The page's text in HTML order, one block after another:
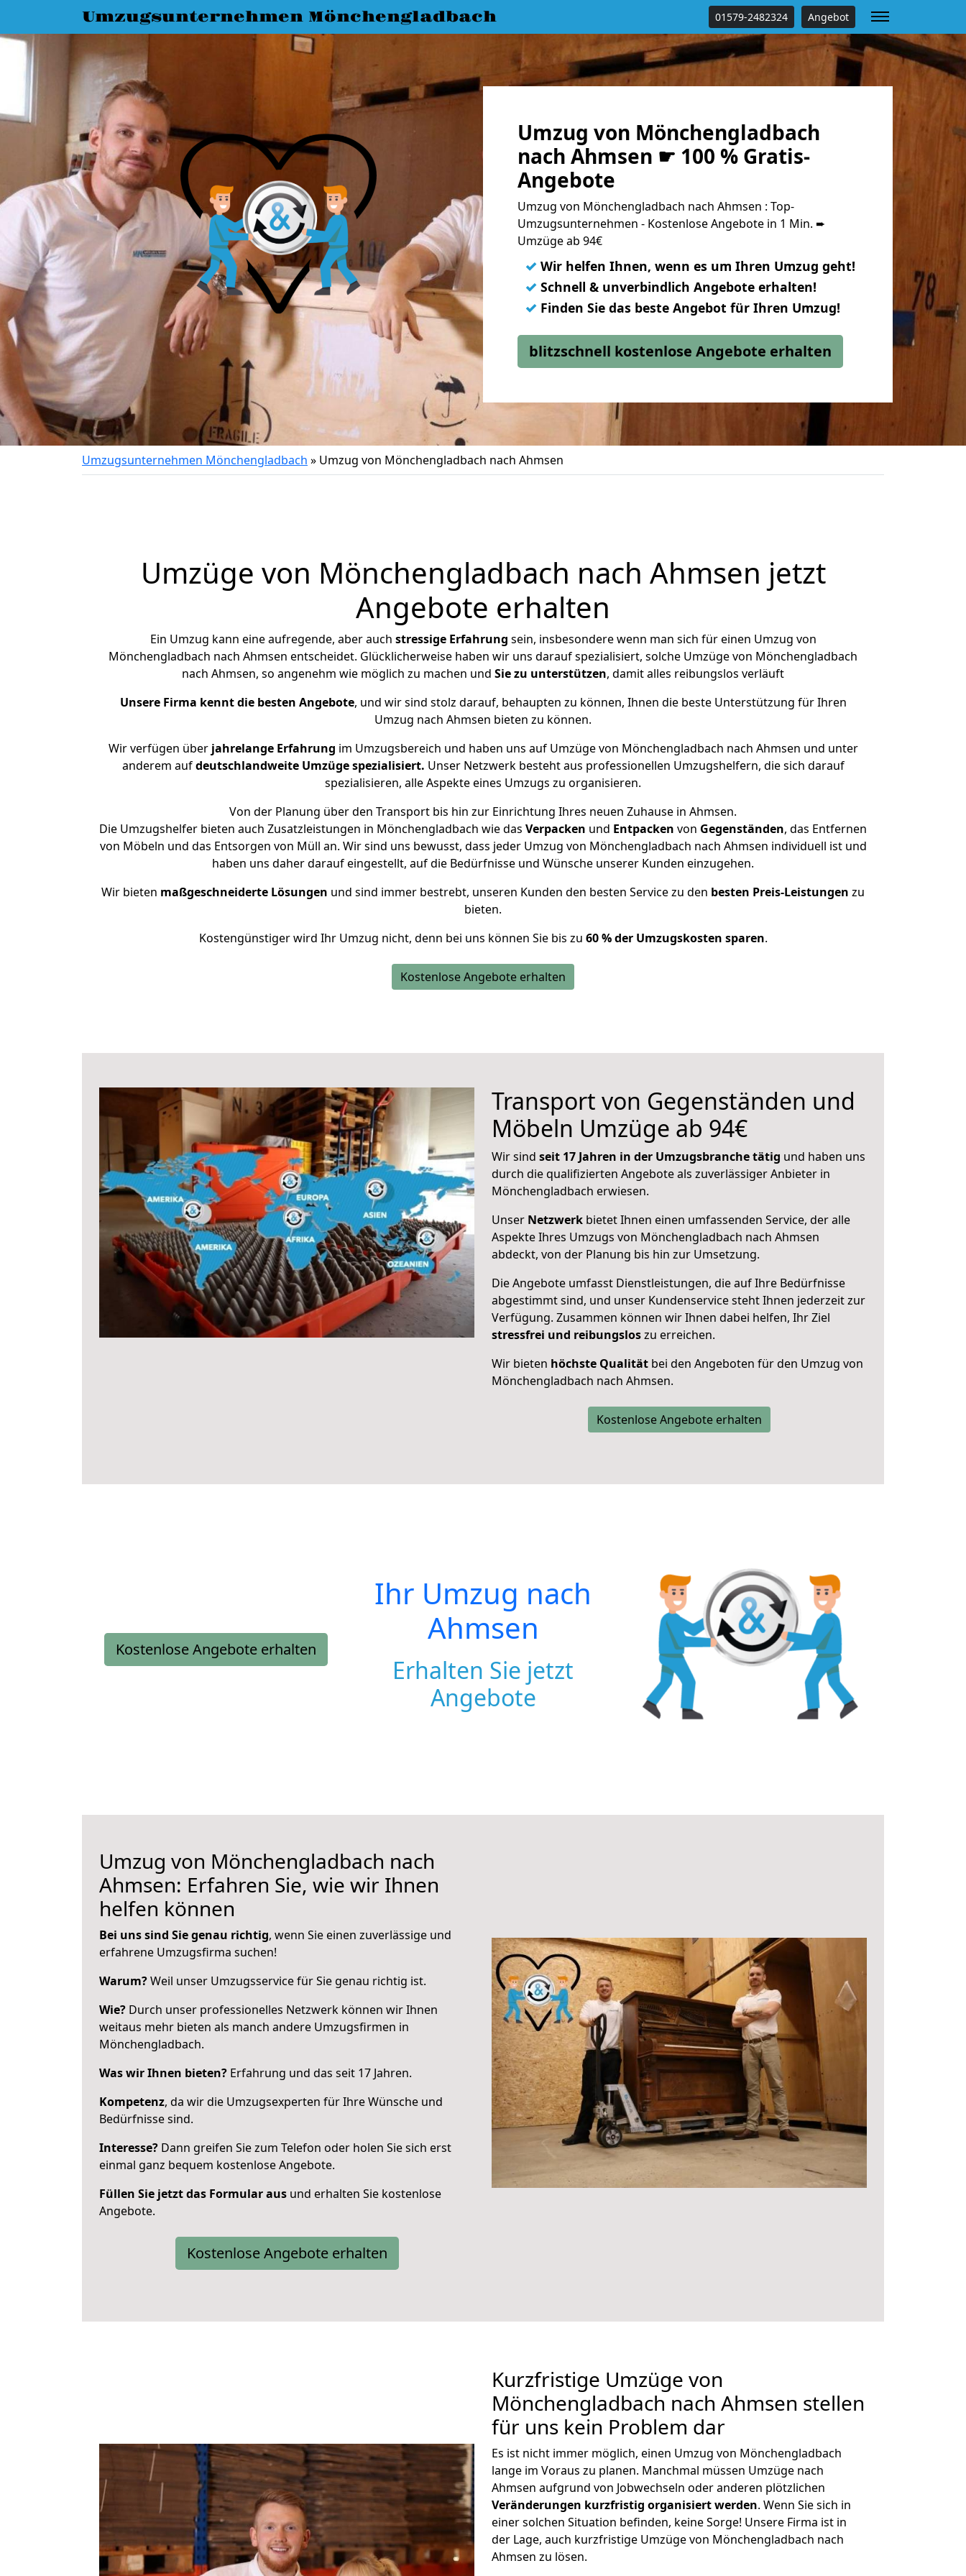
Umzugsunternehmen Mönchengladbach 01579-2482324 Angebot
Umzug von Mönchengladbach
nach Ahmsen ☛ 100 % Gratis-
Angebote
Umzug von Mönchengladbach nach Ahmsen : Top-
Umzugsunternehmen - Kostenlose Angebote in 1 Min. ➨
Umzüge ab 94€
✓ Wir helfen Ihnen, wenn es um Ihren Umzug geht!
✓ Schnell & unverbindlich Angebote erhalten!
✓ Finden Sie das beste Angebot für Ihren Umzug!
blitzschnell kostenlose Angebote erhalten
Umzugsunternehmen Mönchengladbach » Umzug von Mönchengladbach nach Ahmsen
Umzüge von Mönchengladbach nach Ahmsen jetzt
Angebote erhalten
Ein Umzug kann eine aufregende, aber auch stressige Erfahrung sein, insbesondere wenn man sich für einen Umzug von
Mönchengladbach nach Ahmsen entscheidet. Glücklicherweise haben wir uns darauf spezialisiert, solche Umzüge von Mönchengladbach
nach Ahmsen, so angenehm wie möglich zu machen und Sie zu unterstützen, damit alles reibungslos verläuft
Unsere Firma kennt die besten Angebote, und wir sind stolz darauf, behaupten zu können, Ihnen die beste Unterstützung für Ihren
Umzug nach Ahmsen bieten zu können.
Wir verfügen überjahrelange Erfahrung im Umzugsbereich und haben uns auf Umzüge von Mönchengladbach nach Ahmsen und unter
anderem aufdeutschlandweite Umzüge spezialisiert. Unser Netzwerk besteht aus professionellen Umzugshelfern, die sich darauf
spezialisieren, alle Aspekte eines Umzugs zu organisieren.
Von der Planung über den Transport bis hin zur Einrichtung Ihres neuen Zuhause in Ahmsen.
Die Umzugshelfer bieten auch Zusatzleistungen in Mönchengladbach wie das Verpacken und Entpacken von Gegenständen, das Entfernen
von Möbeln und das Entsorgen von Müll an. Wir sind uns bewusst, dass jeder Umzug von Mönchengladbach nach Ahmsen individuell ist und
haben uns daher darauf eingestellt, auf die Bedürfnisse und Wünsche unserer Kunden einzugehen.
Wir bieten maßgeschneiderte Lösungen und sind immer bestrebt, unseren Kunden den besten Service zu den besten Preis-Leistungen zu
bieten.
Kostengünstiger wird Ihr Umzug nicht, denn bei uns können Sie bis zu 60 % der Umzugskosten sparen.
Kostenlose Angebote erhalten
Transport von Gegenständen und
Möbeln Umzüge ab 94€
Wir sind seit 17 Jahren in der Umzugsbranche tätig und haben uns
durch die qualifizierten Angebote als zuverlässiger Anbieter in
Mönchengladbach erwiesen.
Unser Netzwerk bietet Ihnen einen umfassenden Service, der alle
Aspekte Ihres Umzugs von Mönchengladbach nach Ahmsen
abdeckt, von der Planung bis hin zur Umsetzung.
Die Angebote umfasst Dienstleistungen, die auf Ihre Bedürfnisse
abgestimmt sind, und unser Kundenservice steht Ihnen jederzeit zur
Verfügung. Zusammen können wir Ihnen dabei helfen, Ihr Ziel
stressfrei und reibungsloszu erreichen.
Wir bieten höchste Qualität bei den Angeboten für den Umzug von
Mönchengladbach nach Ahmsen.
Kostenlose Angebote erhalten
Kostenlose Angebote erhalten
Ihr Umzug nach
Ahmsen
Erhalten Sie jetzt
Angebote
Umzug von Mönchengladbach nach
Ahmsen: Erfahren Sie, wie wir Ihnen
helfen können
Bei uns sind Sie genau richtig, wenn Sie einen zuverlässige und
erfahrene Umzugsfirma suchen!
Warum?Weil unser Umzugsservice für Sie genau richtig ist.
Wie? Durch unser professionelles Netzwerk können wir Ihnen
weitaus mehr bieten als manch andere Umzugsfirmen in
Mönchengladbach.
Was wir Ihnen bieten? Erfahrung und das seit 17 Jahren.
Kompetenz, da wir die Umzugsexperten für Ihre Wünsche und
Bedürfnisse sind.
Interesse? Dann greifen Sie zum Telefon oder holen Sie sich erst
einmal ganz bequem kostenlose Angebote.
Füllen Sie jetzt das Formular aus und erhalten Sie kostenlose
Angebote.
Kostenlose Angebote erhalten
Kurzfristige Umzüge von
Mönchengladbach nach Ahmsen stellen
für uns kein Problem dar
Es ist nicht immer möglich, einen Umzug von Mönchengladbach
lange im Voraus zu planen. Manchmal müssen Umzüge nach
Ahmsen aufgrund von Jobwechseln oder anderen plötzlichen
Veränderungen kurzfristig organisiert werden. Wenn Sie sich in
einer solchen Situation befinden, keine Sorge! Unsere Firma ist in
der Lage, auch kurzfristige Umzüge von Mönchengladbach nach
Ahmsen zu lösen.